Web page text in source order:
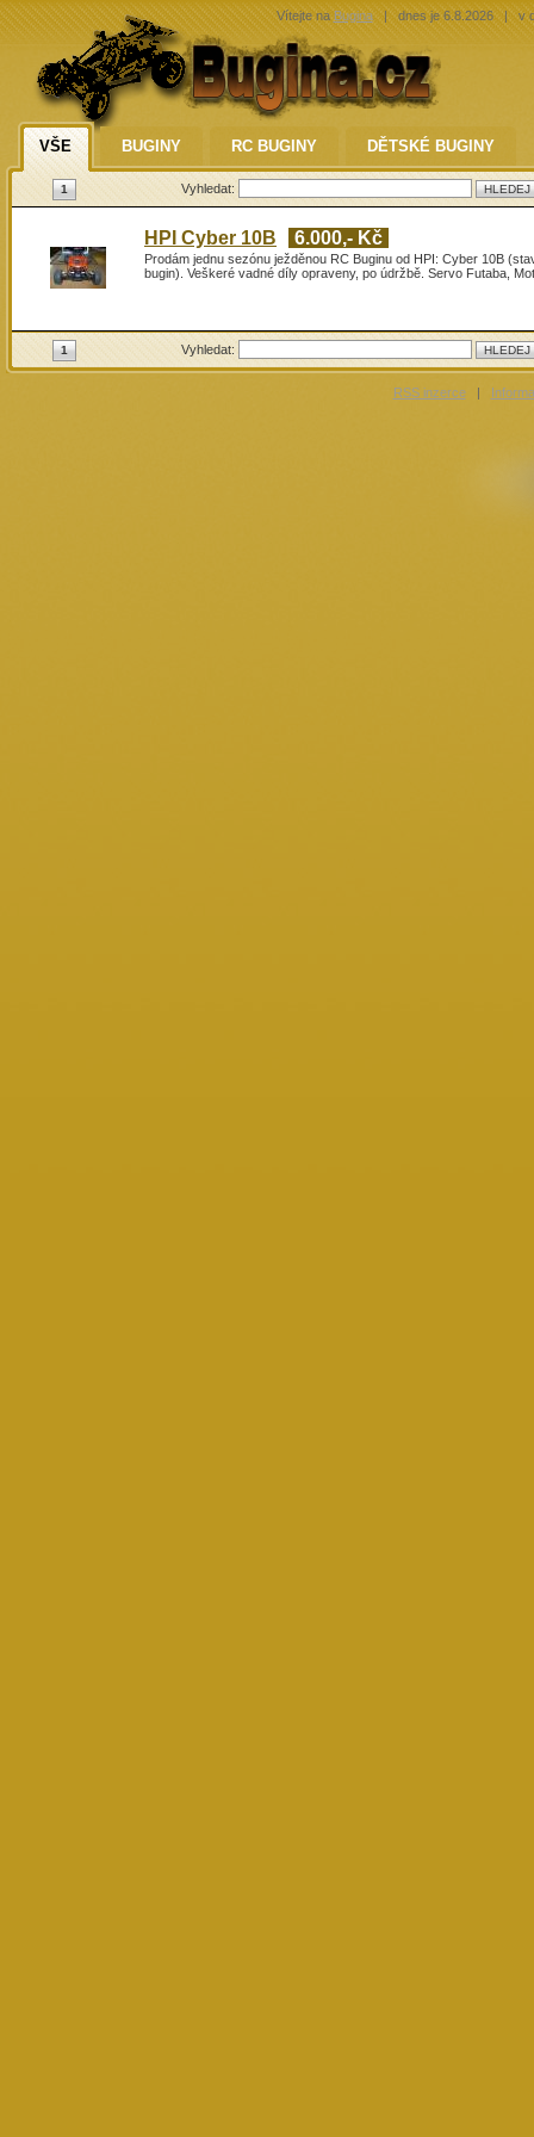
Vítejte naBugina | dnes je 6.8.2026 | v
VŠE BUGINY RC BUGINY DĚTSKÉ BUGINY
1 Vyhledat:
HPI Cyber 10B 6.000,- Kč
Prodám jednu sezónu ježděnou RC Buginu od HPI: Cyber 10B
bugin). Veškeré vadné díly opraveny, po údržbě. Servo Futaba,
1 Vyhledat:
RSS inzerce |